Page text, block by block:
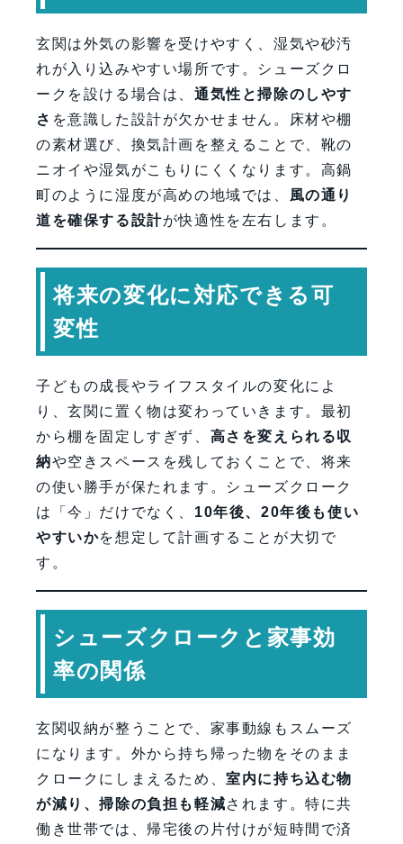
玄関は外気の影響を受けやすく、湿気や砂汚
れが入り込みやすい場所です。シューズクロ
ークを設ける場合は、 通気性と掃除のしやす
さ を意識した設計が欠かせません。床材や棚
の素材選び、換気計画を整えることで、靴の
ニオイや湿気がこもりにくくなります。高鍋
町のように湿度が高めの地域では、 風の通り
道を確保する設計が快適性を左右します。
将来の変化に対応できる可
変性
子どもの成長やライフスタイルの変化によ
り、玄関に置く物は変わっていきます。最初
から棚を固定しすぎず、 高さを変えられる収
納や空きスペースを残しておくことで、将来
の使い勝手が保たれます。シューズクローク
は「今」だけでなく、 10年後、20年後も使い
やすいかを想定して計画することが大切で
す。
シューズクロークと家事効
率の関係
玄関収納が整うことで、家事動線もスムーズ
になります。外から持ち帰った物をそのまま
クロークにしまえるため、室内に持ち込む物
が減り、掃除の負担も軽減されます。特に共
働き世帯では、帰宅後の片付けが短時間で済